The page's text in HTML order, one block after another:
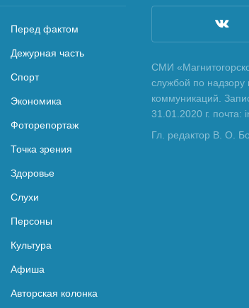
Перед фактом
Дежурная часть
Спорт
Экономика
Фоторепортаж
Точка зрения
Здоровье
Слухи
Персоны
Культура
Афиша
Авторская колонка
СМИ
службой по
коммуникаций.
31.01.2020 г.
Гл. редактор В. О.